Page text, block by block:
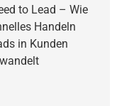
to Lead – Wie
Handeln
in Kunden